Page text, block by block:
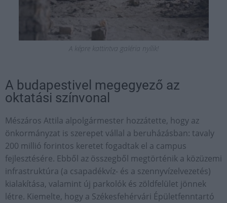
A képre kattintva galéria nyílik!
A budapestivel megegyező az
oktatási színvonal
Mészáros Attila alpolgármester hozzátette, hogy az
önkormányzat is szerepet vállal a beruházásban: tavaly
200 millió forintos keretet fogadtak el a campus
fejlesztésére. Ebből az összegből megtörténik a közüzemi
infrastruktúra (a csapadékvíz- és a szennyvízelvezetés)
kialakítása, valamint új parkolók és zöldfelület jönnek
létre. Kiemelte, hogy a Székesfehérvári Épületfenntartó